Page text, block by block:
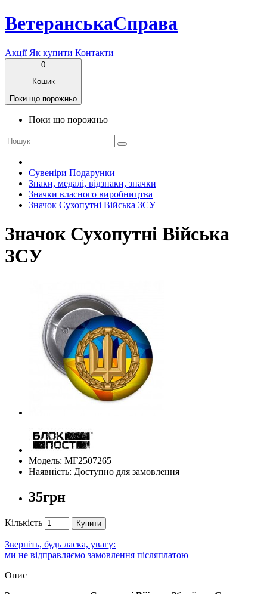
ВетеранськаСправа
Акції Як купити Контакти
0
Кошик
Поки що порожньо
Поки що порожньо
Сувеніри Подарунки
Знаки, медалі, відзнаки, значки
Значки власного виробництва
Значок Сухопутні Війська ЗСУ
Значок Сухопутні Війська
ЗСУ
Модель: МГ2507265
Наявність: Доступно для замовлення
35грн
Кількість Купити
Зверніть, будь ласка, увагу:
ми не відправляємо замовлення післяплатою
Опис